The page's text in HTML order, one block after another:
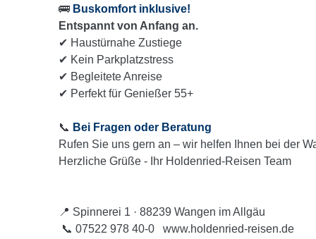
🚌 Buskomfort inklusive!
Entspannt von Anfang an.
✔ Haustürnahe Zustiege
✔ Kein Parkplatzstress
✔ Begleitete Anreise
✔ Perfekt für Genießer 55+
📞 Bei Fragen oder Beratung
Rufen Sie uns gern an – wir helfen Ihnen bei der
Herzliche Grüße - Ihr Holdenried-Reisen Team
📍 Spinnerei 1 · 88239 Wangen im Allgäu
📞 07522 978 40-0 www.holdenried-reisen.de